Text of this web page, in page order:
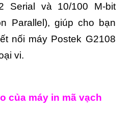
Serial và 10/100 M-bit
Parallel), giúp cho bạn
nối máy Postek G2108
vi.
của máy in mã vạch